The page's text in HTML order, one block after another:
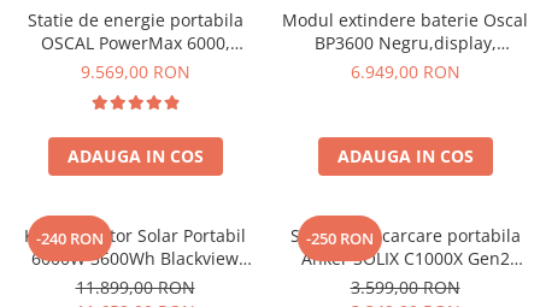
Anker
Jackery
Toate panourile portabile
Kituri solare pentru balcon
Frigidere Portabile
Componente Fotovoltaice
Incarcatoare solare
Statie de energie portabila
OSCAL PowerMax 6000,
6000W (9000W varf), baterie
rapida in 1.96h, 14 porturi,
USB-C 100W, control
inteligent la distanta,
functionalitate UPS
9.569,00 RON
ADAUGA IN COS
Modul extindere baterie Oscal
BP3600 Negru,display,
compatibil cu Oscal
6.949,00 RON
ADAUGA IN COS
-240 RON
Kit Generator Solar Portabil
6000W 3600Wh Blackview
OSCAL PowerMax 6000 +
11.899,00 RON
-250 RON
Statie de incarcare portabila
Anker SOLIX C1000X Gen2
2000W 1024Wh
3.599,00 RON